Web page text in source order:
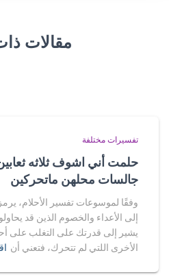
مقالات
تفسيرات مختلفة
حلمت أني اشوف ثلاثه
جالسات محلهن ماتحركين
وفقًا لموسوعات تفسير الأحلام،
إلى الأعداء والخصوم الذين قد
يشير إلى قدرتك على التغلب على أحد
الأخرى اللتي لم تتحرك، فتعني أن